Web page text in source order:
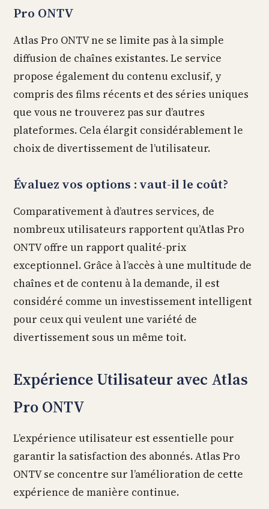
Pro ONTV
Atlas Pro ONTV ne se limite pas à la simple
diffusion de chaînes existantes. Le service
propose également du contenu exclusif, y
compris des films récents et des séries uniques
que vous ne trouverez pas sur d’autres
plateformes. Cela élargit considérablement le
choix de divertissement de l’utilisateur.
Évaluez vos options : vaut-il le coût?
Comparativement à d’autres services, de
nombreux utilisateurs rapportent qu’Atlas Pro
ONTV offre un rapport qualité-prix
exceptionnel. Grâce à l’accès à une multitude de
chaînes et de contenu à la demande, il est
considéré comme un investissement intelligent
pour ceux qui veulent une variété de
divertissement sous un même toit.
Expérience Utilisateur avec Atlas
Pro ONTV
L’expérience utilisateur est essentielle pour
garantir la satisfaction des abonnés. Atlas Pro
ONTV se concentre sur l’amélioration de cette
expérience de manière continue.